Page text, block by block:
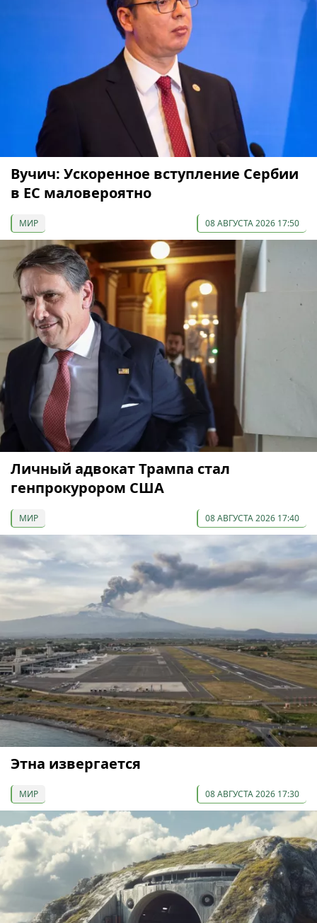
Вучич: Ускоренное вступление Сербии
в ЕС маловероятно
МИР 08 АВГУСТА 2026 17:50
Личный адвокат Трампа стал
генпрокурором США
МИР 08 АВГУСТА 2026 17:40
Этна извергается
МИР 08 АВГУСТА 2026 17:30